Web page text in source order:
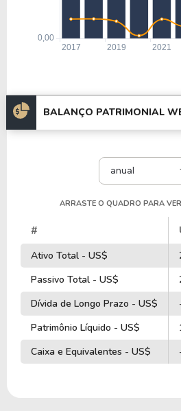
BALANÇO PATRIMONIAL
anual
ARRASTE O QUADRO PARA
#
Ativo Total - US$
Passivo Total - US$
Dívida de Longo Prazo - US$
Patrimônio Líquido - US$
Caixa e Equivalentes - US$